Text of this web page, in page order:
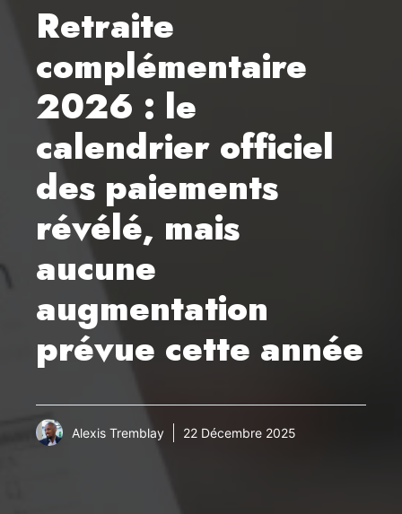
Retraite
complémentaire
2026 : le
calendrier officiel
des paiements
révélé, mais
aucune
augmentation
prévue cette année
Alexis Tremblay 22 Décembre 2025